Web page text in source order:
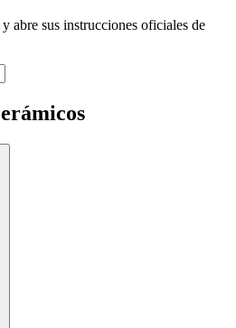
abre sus instrucciones oficiales de